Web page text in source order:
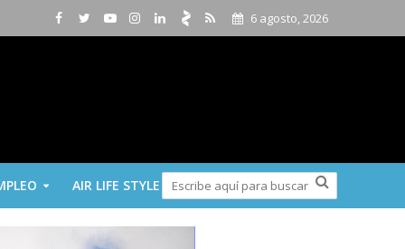
6 agosto, 2026
AIR LIFE STYLE